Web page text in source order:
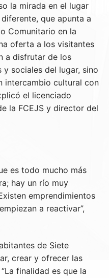
la mirada en el lugar
que apunta a
Comunitario en la
oferta a los visitantes
a disfrutar de los
y sociales del lugar, sino
intercambio cultural con
el licenciado
la FCEJS y director del
es todo mucho más
hay un río muy
emprendimientos
a reactivar”,
de Siete
crear y ofrecer las
finalidad es que la